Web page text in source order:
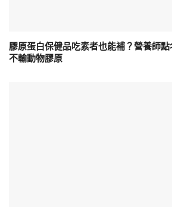
膠原蛋白保健品吃素者也能補？營養師
不輸動物膠原